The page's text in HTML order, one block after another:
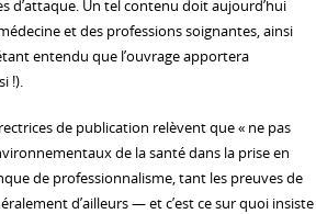
d’attaque. Un tel contenu doit aujourd’hui
et des professions soignantes, ainsi
entendu que l’ouvrage apportera
!).
de publication relèvent que « ne pas
de la santé dans la prise en
de professionnalisme, tant les preuves de
d’ailleurs — et c’est ce sur quoi insiste